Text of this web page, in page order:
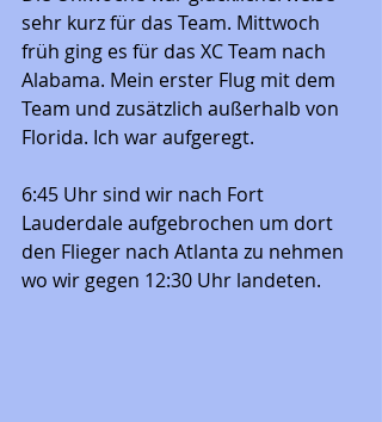
sehr kurz für das Team. Mittwoch
früh ging es für das XC Team nach
Alabama. Mein erster Flug mit dem
Team und zusätzlich außerhalb von
Florida. Ich war aufgeregt.
6:45 Uhr sind wir nach Fort
Lauderdale aufgebrochen um dort
den Flieger nach Atlanta zu nehmen
wo wir gegen 12:30 Uhr landeten.